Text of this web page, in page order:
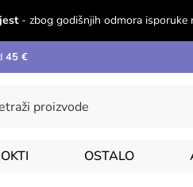
- zbog godišnjih odmora isporuke
45 €
OSTALO